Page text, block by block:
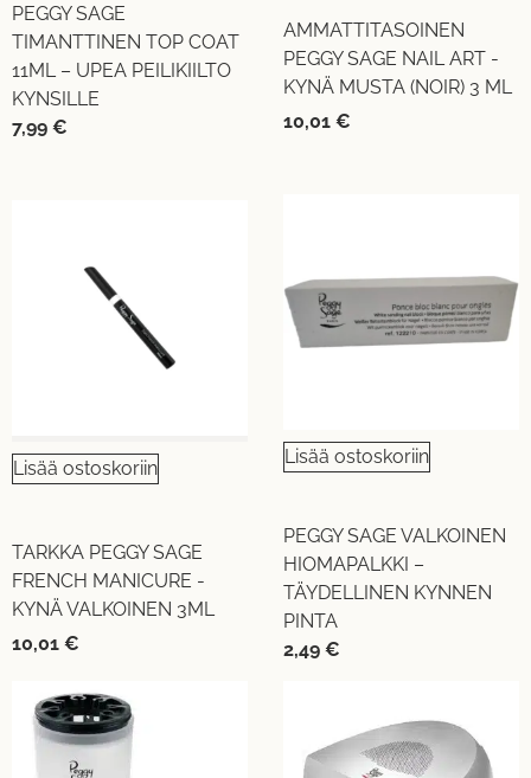
PEGGY SAGE
TIMANTTINEN TOP COAT
11ML – UPEA PEILIKIILTO
KYNSILLE
7,99 €
AMMATTITASOINEN
PEGGY SAGE NAIL ART -
KYNÄ MUSTA (NOIR) 3 ML
10,01 €
Lisää ostoskoriin
TARKKA PEGGY SAGE
FRENCH MANICURE -
KYNÄ VALKOINEN 3ML
10,01 €
Lisää ostoskoriin
PEGGY SAGE VALKOINEN
HIOMAPALKKI –
TÄYDELLINEN KYNNEN
PINTA
2,49 €